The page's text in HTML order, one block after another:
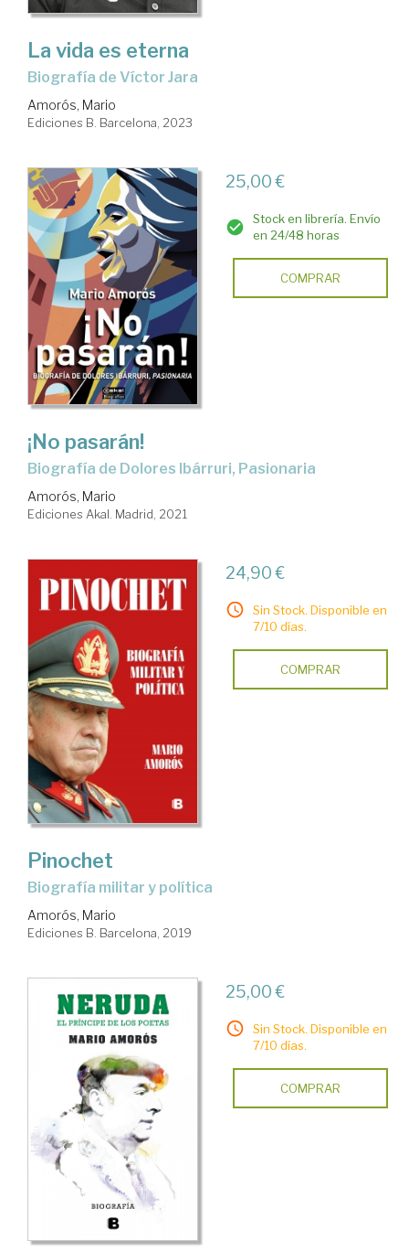
La vida es eterna
Biografía de Víctor Jara
Amorós, Mario
Ediciones B. Barcelona, 2023
25,00 €
Stock en librería. Envío
en 24/48 horas
COMPRAR
¡No pasarán!
Biografía de Dolores Ibárruri, Pasionaria
Amorós, Mario
Ediciones Akal. Madrid, 2021
24,90 €
Sin Stock. Disponible en
7/10 días.
COMPRAR
Pinochet
biografía militar y política
Amorós, Mario
Ediciones B. Barcelona, 2019
25,00 €
Sin Stock. Disponible en
7/10 días.
COMPRAR